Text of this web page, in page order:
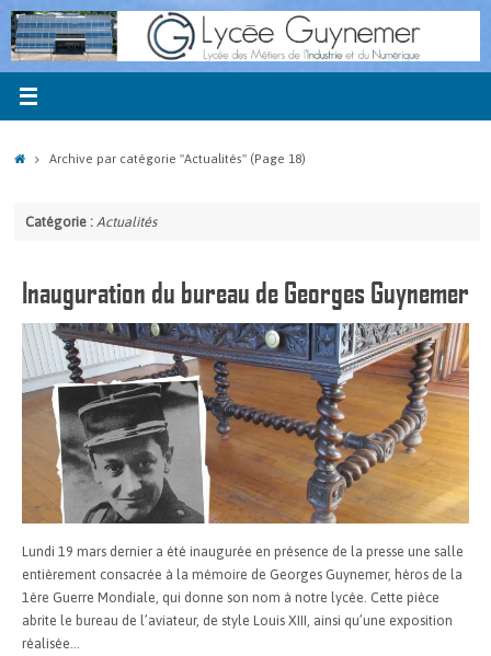
Passer
au
contenu
Accueil
Archive par catégorie "Actualités"(Page 18)
Catégorie : Actualités
Inauguration du bureau de Georges Guynemer
Lundi 19 mars dernier a été inaugurée en présence de la presse une salle
entièrement consacrée à la mémoire de Georges Guynemer, héros de la
1ère Guerre Mondiale, qui donne son nom à notre lycée. Cette pièce
abrite le bureau de l’aviateur, de style Louis XIII, ainsi qu’une exposition
réalisée…